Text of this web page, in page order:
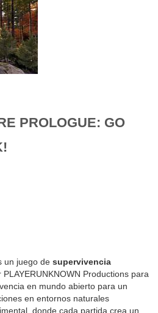
PROLOGUE: GO
un juego desupervivencia
Productions para
en mundo abierto para un
en entornos naturales
donde cada partida crea un